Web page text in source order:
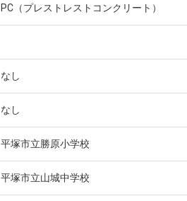
PC（プレストレストコンクリート）
なし
なし
平塚市立勝原小学校
平塚市立山城中学校